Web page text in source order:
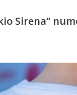
Sirena“